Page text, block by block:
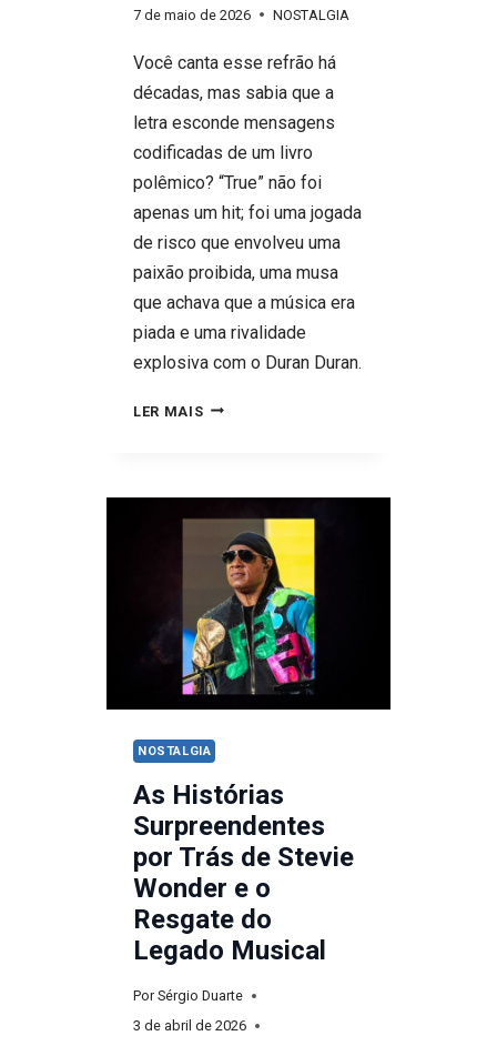
7 de maio de 2026 NOSTALGIA
Você canta esse refrão há
décadas, mas sabia que a
letra esconde mensagens
codificadas de um livro
polêmico? “True” não foi
apenas um hit; foi uma jogada
de risco que envolveu uma
paixão proibida, uma musa
que achava que a música era
piada e uma rivalidade
explosiva com o Duran Duran.
LER MAISSPANDAU
EXISTE?
HISTÓRIA
PROIBIDA
POR
TRÁS
DE
“TRUE”
NOSTALGIA
As Histórias
Surpreendentes
por Trás de Stevie
Wonder e o
Resgate do
Legado Musical
Por Sérgio Duarte
3 de abril de 2026